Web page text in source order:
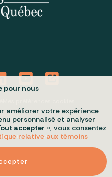
du patrimoine religieux du
:Nubee
pour nous
améliorer votre expérience
personnalisé et analyser
accepter », vous consentez
relative aux témoins